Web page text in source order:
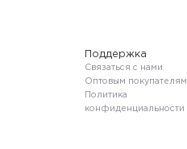
Поддержка
Связаться с нами
Оптовым покупателям
Политика
конфиденциальности